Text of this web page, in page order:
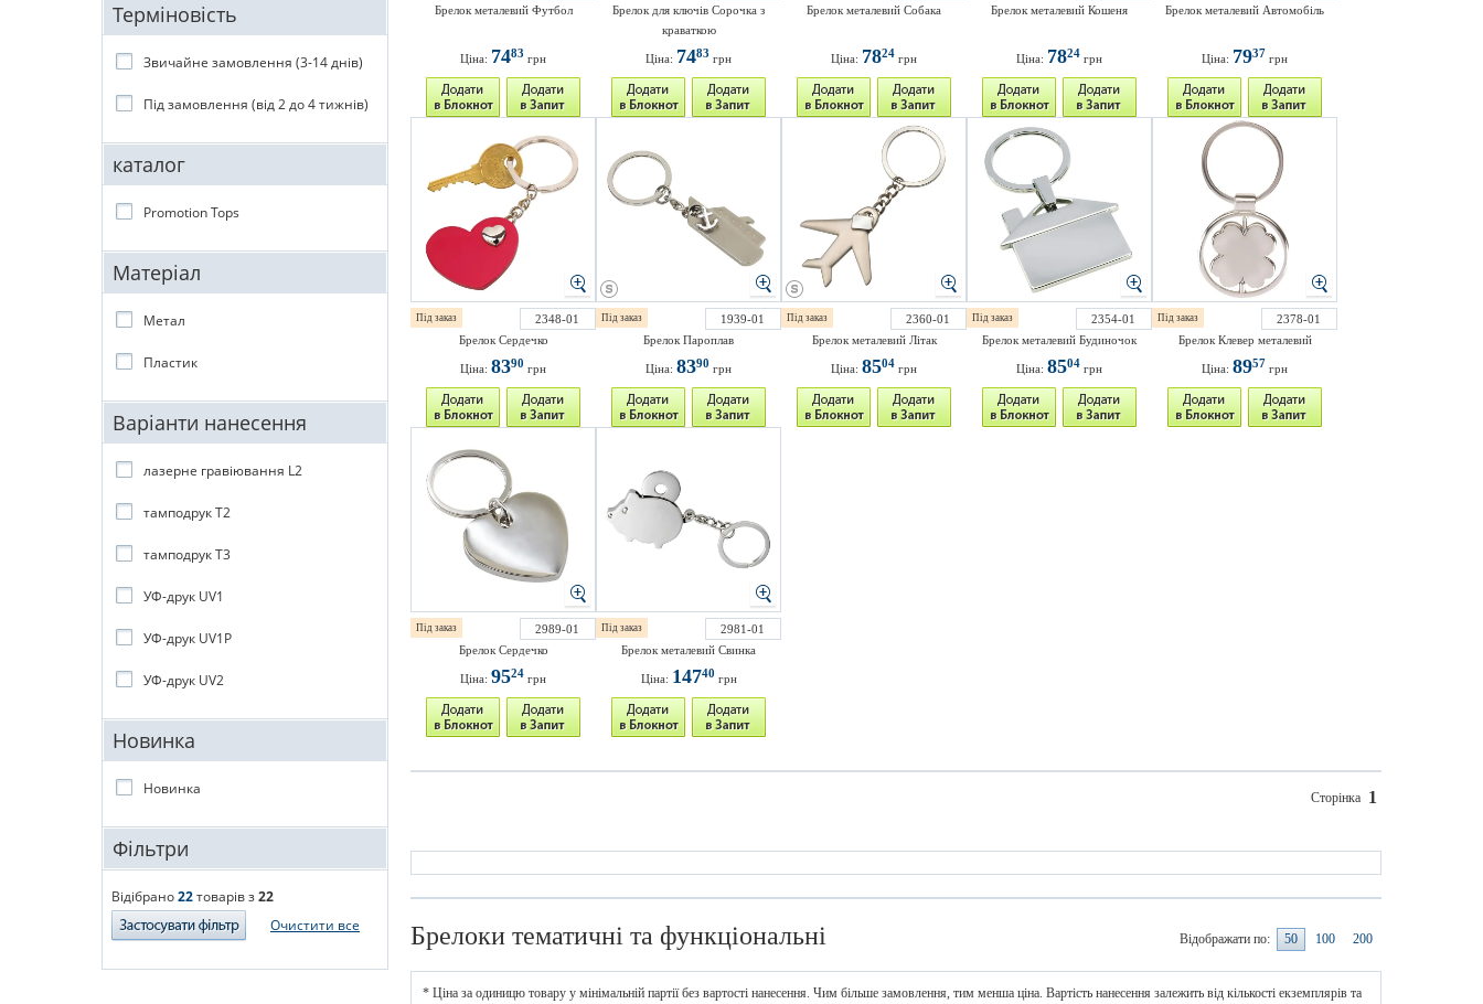
Терміновість
Звичайне замовлення (3-14 днів)
Під замовлення (від 2 до 4 тижнів)
каталог
Promotion Tops
Матеріал
Метал
Пластик
Варіанти нанесення
лазерне гравіювання L2
тамподрук T2
тамподрук T3
УФ-друк UV1
УФ-друк UV1P
УФ-друк UV2
Новинка
Новинка
Фільтри
Відібрано22товарів з22
Очистити все
Брелок металевий Футбол
Ціна: 7483 грн
Брелок для ключів Сорочка з
краваткою
Ціна: 7483 грн
Брелок металевий Собака
Ціна: 7824 грн
Брелок металевий Кошеня
Ціна: 7824 грн
Брелок металевий Автомобіль
Ціна: 7937 грн
Під заказ
2348-01
Брелок Сердечко
Ціна: 8390 грн
Під заказ
1939-01
Брелок Пароплав
Ціна: 8390 грн
Під заказ
2360-01
Брелок металевий Літак
Ціна: 8504 грн
Під заказ
2354-01
Брелок металевий Будиночок
Ціна: 8504 грн
Під заказ
2378-01
Брелок Клевер металевий
Ціна: 8957 грн
Під заказ
2989-01
Брелок Сердечко
Ціна: 9524 грн
Під заказ
2981-01
Брелок металевий Свинка
Ціна: 14740 грн
1
Сторінка
Брелоки тематичні та функціональні Відображати по: 50 100 200
* Ціна за одиницю товару у мінімальній партії без вартості нанесення. Чим більше замовлення, тим менша ціна. Вартість нанесення залежить від кількості екземплярів та